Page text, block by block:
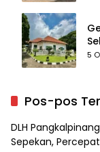
5
Pos-pos
DLH
Sepekan,